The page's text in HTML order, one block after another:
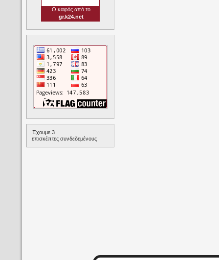
Έχουμε 3
επισκέπτες συνδεδεμένους